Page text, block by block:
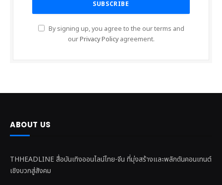
By signing up, you agree to the our terms and
ourPrivacy Policyagreement.
ABOUT US
THHEADLINE สื่อบันเทิงออนไลน์ไทย-จีน ที่มุ่งสร้างและพลักดันคอนเทนต์
เชิงบวกสู่สังคม